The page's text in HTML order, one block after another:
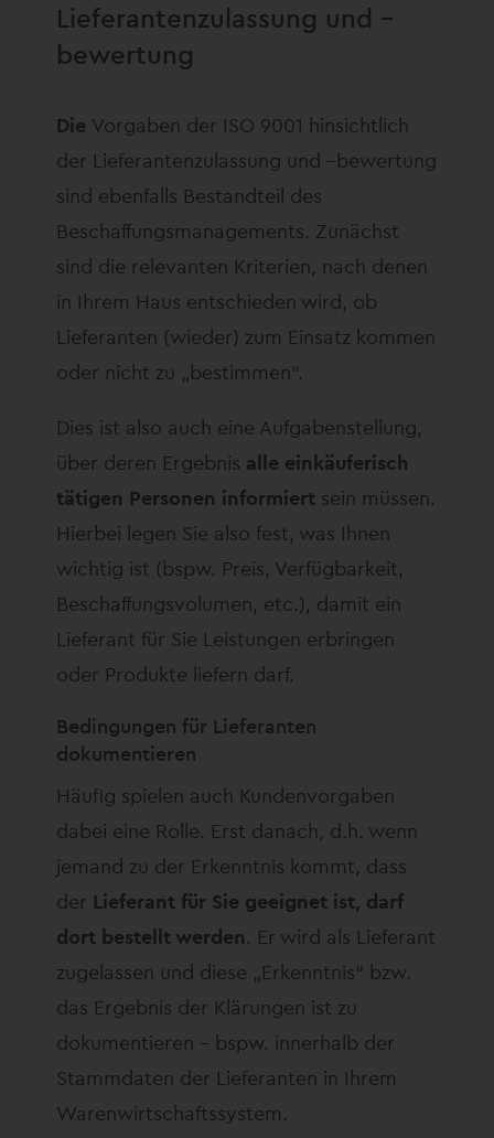
Lieferantenzulassung und –
bewertung
Die Vorgaben der ISO 9001 hinsichtlich
der Lieferantenzulassung und –bewertung
sind ebenfalls Bestandteil des
Beschaffungsmanagements. Zunächst
sind die relevanten Kriterien, nach denen
in Ihrem Haus entschieden wird, ob
Lieferanten (wieder) zum Einsatz kommen
oder nicht zu „bestimmen“.
Dies ist also auch eine Aufgabenstellung,
über deren Ergebnis alle einkäuferisch
tätigen Personen informiert sein müssen.
Hierbei legen Sie also fest, was Ihnen
wichtig ist (bspw. Preis, Verfügbarkeit,
Beschaffungsvolumen, etc.), damit ein
Lieferant für Sie Leistungen erbringen
oder Produkte liefern darf.
Bedingungen für Lieferanten
dokumentieren
Häufig spielen auch Kundenvorgaben
dabei eine Rolle. Erst danach, d.h. wenn
jemand zu der Erkenntnis kommt, dass
der Lieferant für Sie geeignet ist, darf
dort bestellt werden. Er wird als Lieferant
zugelassen und diese „Erkenntnis“ bzw.
das Ergebnis der Klärungen ist zu
dokumentieren – bspw. innerhalb der
Stammdaten der Lieferanten in Ihrem
Warenwirtschaftssystem.